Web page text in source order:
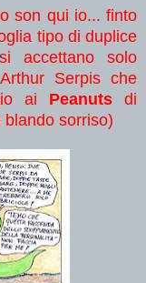
son qui io... finto
tipo di duplice
accettano solo
Serpis che
ai Peanutsdi
sorriso)